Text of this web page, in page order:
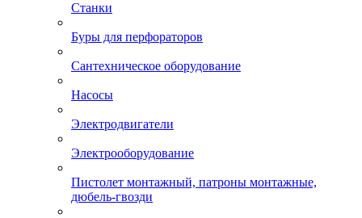
Станки
Буры для перфораторов
Сантехническое оборудование
Насосы
Электродвигатели
Электрооборудование
Пистолет монтажный, патроны монтажные,
дюбель-гвозди